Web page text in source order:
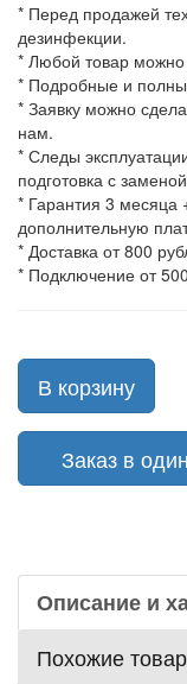
* Перед продажей
дезинфекции.
* Любой товар можно
* Подробные и
* Заявку можно
нам.
* Следы
подготовка с
* Гарантия 3 месяца
дополнительную
* Доставка от 800
* Подключение от
В корзину
Заказ в
Описание и
Похожие